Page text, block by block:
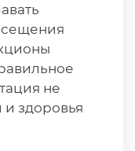
не
и здоровья